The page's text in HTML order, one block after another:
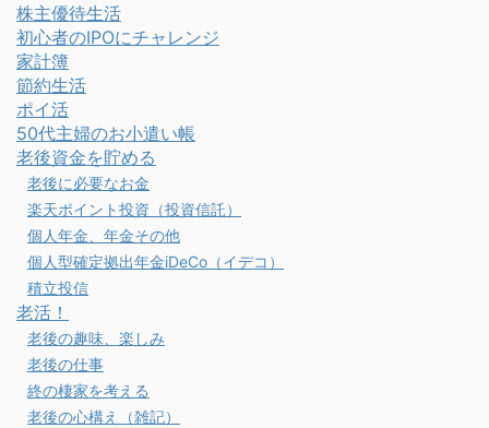
株主優待生活
初心者のIPOにチャレンジ
家計簿
節約生活
ポイ活
50代主婦のお小遣い帳
老後資金を貯める
老後に必要なお金
楽天ポイント投資（投資信託）
個人年金、年金その他
個人型確定拠出年金iDeCo（イデコ）
積立投信
老活！
老後の趣味、楽しみ
老後の仕事
終の棲家を考える
老後の心構え（雑記）